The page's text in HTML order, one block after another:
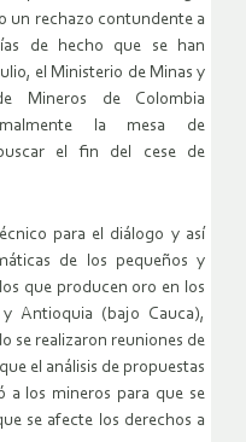
un rechazo contundente a
de hecho que se han
el Ministerio de Minas y
Mineros de Colombia
la mesa de
el fin del cese de
para el diálogo y así
de los pequeños y
que producen oro en los
Antioquia (bajo Cauca),
se realizaron reuniones de
el análisis de propuestas
a los mineros para que se
se afecte los derechos a